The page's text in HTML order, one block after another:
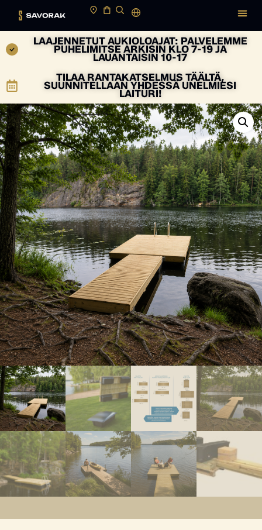
LAAJENNETUT AUKIOLOAJAT: PALVELEMME
PUHELIMITSE ARKISIN KLO 7-19 JA
LAUANTAISIN 10-17
TILAA RANTAKATSELMUS TÄÄLTÄ,
SUUNNITELLAAN YHDESSÄ UNELMIESI
LAITURI!